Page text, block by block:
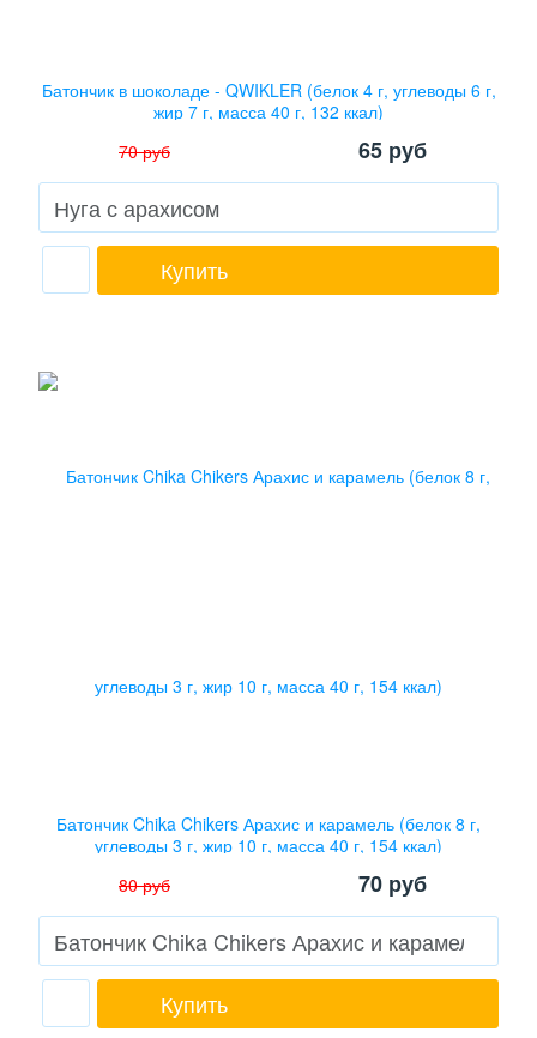
Батончик в шоколаде - QWIKLER (белок 4 г, углеводы 6 г,
жир 7 г, масса 40 г, 132 ккал)
70руб 65 руб
Купить
Батончик Chika Chikers Арахис и карамель (белок 8 г,
углеводы 3 г, жир 10 г, масса 40 г, 154 ккал)
80руб 70 руб
Купить